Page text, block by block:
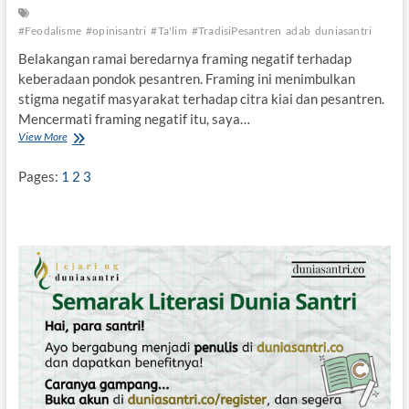
P
s
a
n
t
r
e
#Feodalisme #opinisantri #Ta'lim #TradisiPesantren adab duniasantri
Belakangan ramai beredarnya framing negatif terhadap
keberadaan pondok pesantren. Framing ini menimbulkan
stigma negatif masyarakat terhadap citra kiai dan pesantren.
Mencermati framing negatif itu, saya…
View MoreP
a
n
,
K
t
a
b
T
a
Pages: 1 2 3